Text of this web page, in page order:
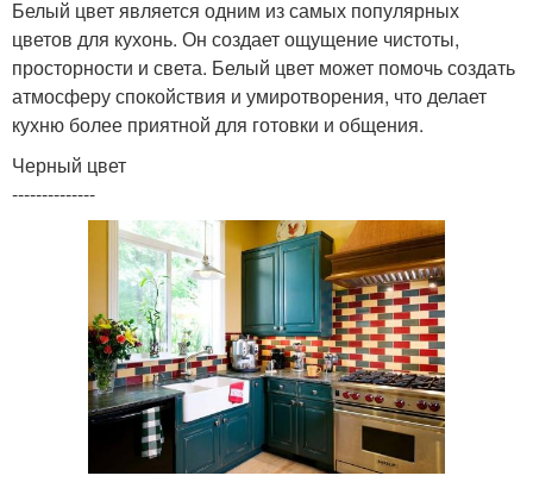
Белый цвет является одним из самых популярных
цветов для кухонь. Он создает ощущение чистоты,
просторности и света. Белый цвет может помочь создать
атмосферу спокойствия и умиротворения, что делает
кухню более приятной для готовки и общения.
Черный цвет
--------------